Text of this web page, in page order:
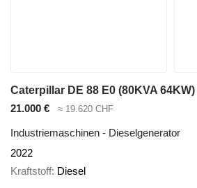
Caterpillar DE 88 E0 (80KVA
21.000 €
≈ 19.620 CHF
Industriemaschinen - Dieselgenerator
2022
Kraftstoff Diesel